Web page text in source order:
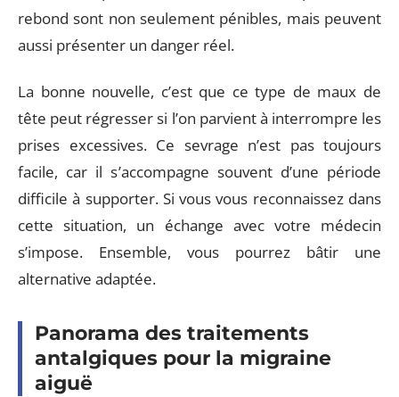
rebond sont non seulement pénibles, mais peuvent
aussi présenter un danger réel.
La bonne nouvelle, c’est que ce type de maux de
tête peut régresser si l’on parvient à interrompre les
prises excessives. Ce sevrage n’est pas toujours
facile, car il s’accompagne souvent d’une période
difficile à supporter. Si vous vous reconnaissez dans
cette situation, un échange avec votre médecin
s’impose. Ensemble, vous pourrez bâtir une
alternative adaptée.
Panorama des traitements
antalgiques pour la migraine
aiguë